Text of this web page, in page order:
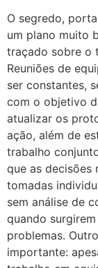
O segredo,
um plano muito
traçado sobre o
Reuniões de
ser constantes,
com o objetivo
atualizar os
ação, além de
trabalho
que as decisões
tomadas
sem análise de
quando
problemas.
importante: